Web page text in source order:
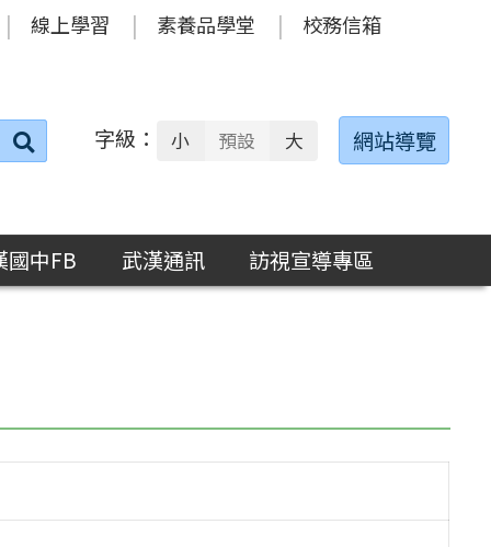
線上學習 素養品學堂 校務信箱
搜
字級： 小 預設 大 網站導覽
國中FB 武漢通訊 訪視宣導專區